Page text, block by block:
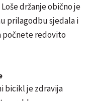
držanje obično je
prilagodbu sjedala i
počnete redovito
bicikl je zdravija